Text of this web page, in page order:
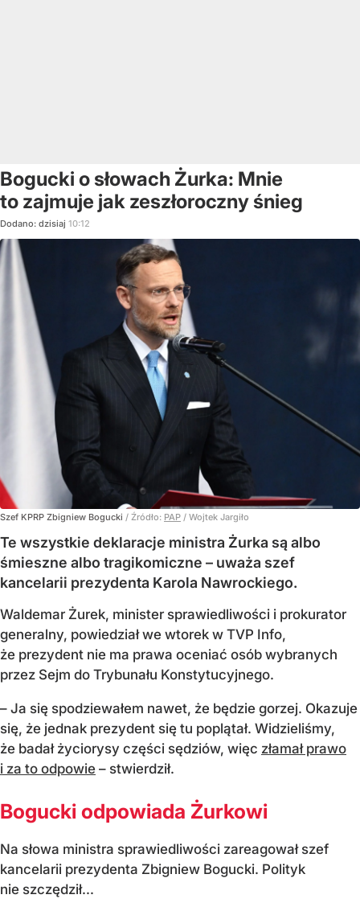
Bogucki o słowach Żurka: Mnie
to zajmuje jak zeszłoroczny śnieg
Dodano: dzisiaj 10:12
Szef KPRP Zbigniew Bogucki / Źródło: PAP / Wojtek Jargiło
Te wszystkie deklaracje ministra Żurka są albo
śmieszne albo tragikomiczne – uważa szef
kancelarii prezydenta Karola Nawrockiego.
Waldemar Żurek, minister sprawiedliwości i prokurator
generalny, powiedział we wtorek w TVP Info,
że prezydent nie ma prawa oceniać osób wybranych
przez Sejm do Trybunału Konstytucyjnego.
– Ja się spodziewałem nawet, że będzie gorzej. Okazuje
się, że jednak prezydent się tu poplątał. Widzieliśmy,
że badał życiorysy części sędziów, więc złamał prawo
i za to odpowie – stwierdził.
Bogucki odpowiada Żurkowi
Na słowa ministra sprawiedliwości zareagował szef
kancelarii prezydenta Zbigniew Bogucki. Polityk
nie szczędził...